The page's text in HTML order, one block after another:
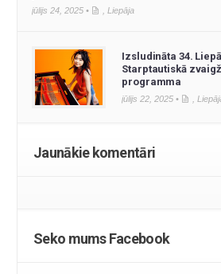
jūlijs 24, 2025 • ,Liepāja
Izsludināta 34.
Starptautiskā
programma
jūlijs 22, 2025 • ,
Jaunākie komentāri
Seko mums Facebook